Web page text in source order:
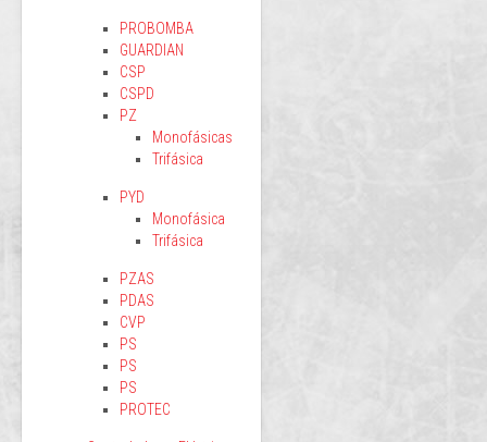
PROBOMBA
GUARDIAN
CSP
CSPD
PZ
Monofásicas
Trifásica
PYD
Monofásica
Trifásica
PZAS
PDAS
CVP
PS
PS
PS
PROTEC